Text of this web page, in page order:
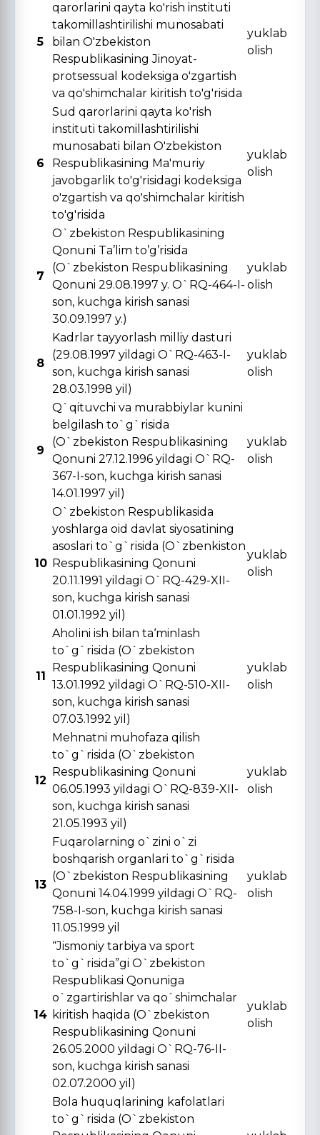
5
qarorlarini qayta ko'rish instituti
takomillashtirilishi munosabati
bilan O'zbekiston
Respublikasining Jinoyat-
protsessual kodeksiga o'zgartish
va qo'shimchalar kiritish to'g'risida
yuklab
olish
6
Sud qarorlarini qayta ko'rish
instituti takomillashtirilishi
munosabati bilan O'zbekiston
Respublikasining Ma'muriy
javobgarlik to'g'risidagi kodeksiga
o'zgartish va qo'shimchalar kiritish
to'g'risida
yuklab
olish
7
O`zbekiston Respublikasining
Qonuni Ta’lim to’g’risida
(O`zbekiston Respublikasining
Qonuni 29.08.1997 y. O`RQ-464-I-
son, kuchga kirish sanasi
30.09.1997 y.)
yuklab
olish
8
Kadrlar tayyorlash milliy dasturi
(29.08.1997 yildagi O`RQ-463-I-
son, kuchga kirish sanasi
28.03.1998 yil)
yuklab
olish
9
Q`qituvchi va murabbiylar kunini
belgilash to`g`risida
(O`zbekiston Respublikasining
Qonuni 27.12.1996 yildagi O`RQ-
367-I-son, kuchga kirish sanasi
14.01.1997 yil)
yuklab
olish
10
O`zbekiston Respublikasida
yoshlarga oid davlat siyosatining
asoslari to`g`risida (O`zbenkiston
Respublikasining Qonuni
20.11.1991 yildagi O`RQ-429-XII-
son, kuchga kirish sanasi
01.01.1992 yil)
yuklab
olish
11
Aholini ish bilan ta‘minlash
to`g`risida (O`zbekiston
Respublikasining Qonuni
13.01.1992 yildagi O`RQ-510-XII-
son, kuchga kirish sanasi
07.03.1992 yil)
yuklab
olish
12
Mehnatni muhofaza qilish
to`g`risida (O`zbekiston
Respublikasining Qonuni
06.05.1993 yildagi O`RQ-839-XII-
son, kuchga kirish sanasi
21.05.1993 yil)
yuklab
olish
13
Fuqarolarning o`zini o`zi
boshqarish organlari to`g`risida
(O`zbekiston Respublikasining
Qonuni 14.04.1999 yildagi O`RQ-
758-I-son, kuchga kirish sanasi
11.05.1999 yil
yuklab
olish
14
“Jismoniy tarbiya va sport
to`g`risida”gi O`zbekiston
Respublikasi Qonuniga
o`zgartirishlar va qo`shimchalar
kiritish haqida (O`zbekiston
Respublikasining Qonuni
26.05.2000 yildagi O`RQ-76-II-
son, kuchga kirish sanasi
02.07.2000 yil)
yuklab
olish
Bola huquqlarining kafolatlari
to`g`risida (O`zbekiston